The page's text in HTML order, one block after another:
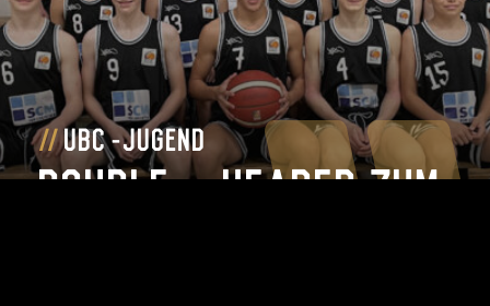
ubc-jugend
Double – header zum